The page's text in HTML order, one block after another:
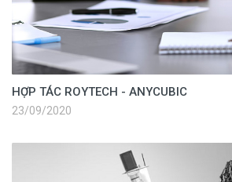
HỢP TÁC ROYTECH - ANYCUBIC
23/09/2020